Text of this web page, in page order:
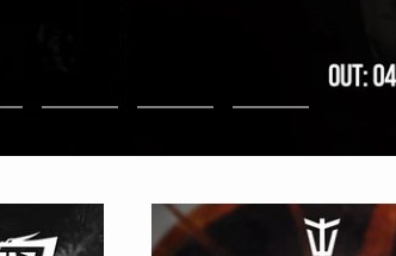
Slide
Slide
gehen
Slide
gehen